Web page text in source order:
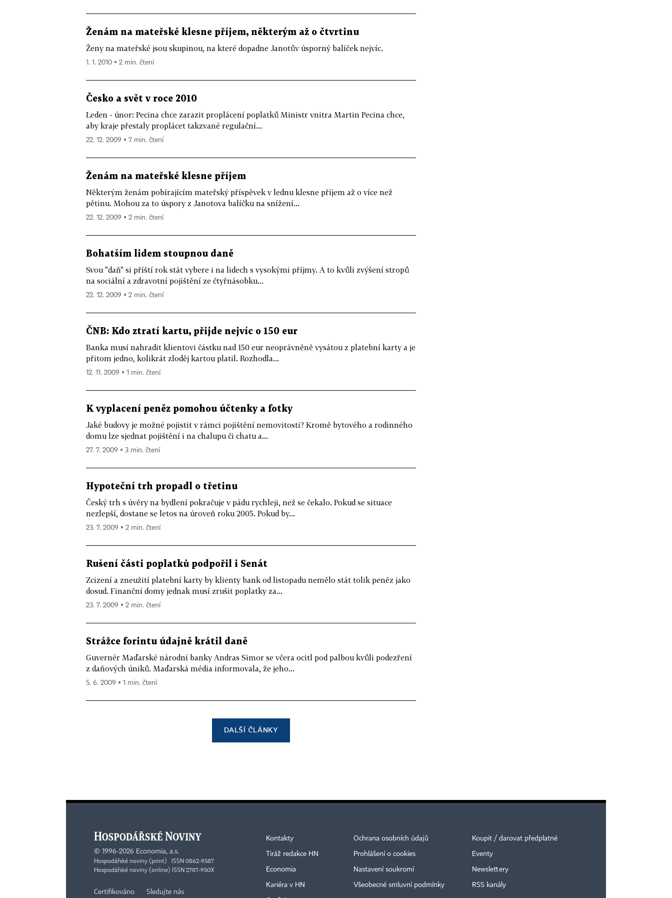
Ženám na mateřské klesne příjem, některým až o čtvrtinu
Ženy na mateřské jsou skupinou, na které dopadne Janotův úsporný balíček nejvíc.
1. 1. 2010 ▪ 2 min. čtení
Česko a svět v roce 2010
Leden - únor: Pecina chce zarazit proplácení poplatků Ministr vnitra Martin Pecina chce,
aby kraje přestaly proplácet takzvané regulační...
22. 12. 2009 ▪ 7 min. čtení
Ženám na mateřské klesne příjem
Některým ženám pobírajícím mateřský příspěvek v lednu klesne příjem až o více než
pětinu. Mohou za to úspory z Janotova balíčku na snížení...
22. 12. 2009 ▪ 2 min. čtení
Bohatším lidem stoupnou daně
Svou "daň" si příští rok stát vybere i na lidech s vysokými příjmy. A to kvůli zvýšení stropů
na sociální a zdravotní pojištění ze čtyřnásobku...
22. 12. 2009 ▪ 2 min. čtení
ČNB: Kdo ztratí kartu, přijde nejvíc o 150 eur
Banka musí nahradit klientovi částku nad 150 eur neoprávněně vysátou z platební karty a je
přitom jedno, kolikrát zloděj kartou platil. Rozhodla...
12. 11. 2009 ▪ 1 min. čtení
K vyplacení peněz pomohou účtenky a fotky
Jaké budovy je možné pojistit v rámci pojištění nemovitosti? Kromě bytového a rodinného
domu lze sjednat pojištění i na chalupu či chatu a...
27. 7. 2009 ▪ 3 min. čtení
Hypoteční trh propadl o třetinu
Český trh s úvěry na bydlení pokračuje v pádu rychleji, než se čekalo. Pokud se situace
nezlepší, dostane se letos na úroveň roku 2005. Pokud by...
23. 7. 2009 ▪ 2 min. čtení
Rušení části poplatků podpořil i Senát
Zcizení a zneužití platební karty by klienty bank od listopadu nemělo stát tolik peněz jako
dosud. Finanční domy jednak musí zrušit poplatky za...
23. 7. 2009 ▪ 2 min. čtení
Strážce forintu údajně krátil daně
Guvernér Maďarské národní banky Andras Simor se včera ocitl pod palbou kvůli podezření
z daňových úniků. Maďarská média informovala, že jeho...
5. 6. 2009 ▪ 1 min. čtení
DALŠÍ ČLÁNKY
© 1996-2026 Economia, a.s.
Hospodářské noviny (print) ISSN 0862-9587
Hospodářské noviny (online) ISSN 2787-950X
Certifikováno Sledujte nás
Kontakty
Tiráž redakce HN
Economia
Kariéra v HN
Ochrana osobních údajů
Prohlášení o cookies
Nastavení soukromí
Všeobecné smluvní podmínky
Koupit / darovat předplatné
Eventy
Newslettery
RSS kanály